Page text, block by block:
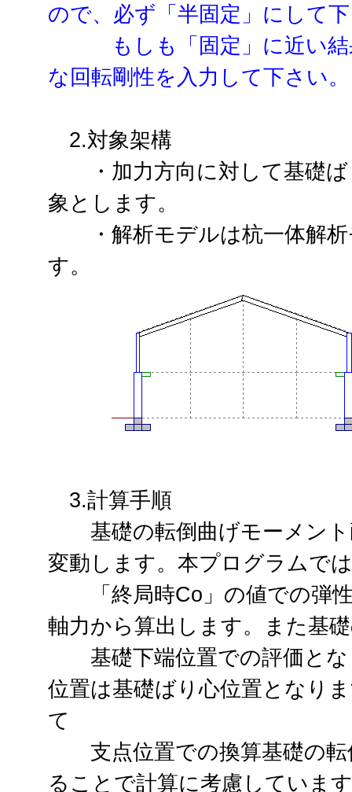
ので、必ず「半固定」にして
もしも「固定」に近い
な回転剛性を入力して下さい。
2.対象架構
・加力方向に対して基礎ば
象とします。
・解析モデルは杭一体解析
す。
3.計算手順
基礎の転倒曲げモーメント
変動します。本プログラムで
「終局時Co」の値での弾性
軸力から算出します。また基
基礎下端位置での評価とな
位置は基礎ばり心位置となり
て
支点位置での換算基礎の転
ることで計算に考慮していま